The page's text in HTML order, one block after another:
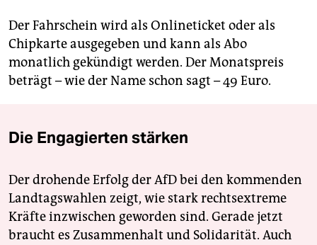
Der Fahrschein wird als Onlineticket oder als
Chipkarte ausgegeben und kann als Abo
monatlich gekündigt werden. Der Monatspreis
beträgt – wie der Name schon sagt – 49 Euro.
Die Engagierten stärken
Der drohende Erfolg der AfD bei den kommenden
Landtagswahlen zeigt, wie stark rechtsextreme
Kräfte inzwischen geworden sind. Gerade jetzt
braucht es Zusammenhalt und Solidarität. Auch